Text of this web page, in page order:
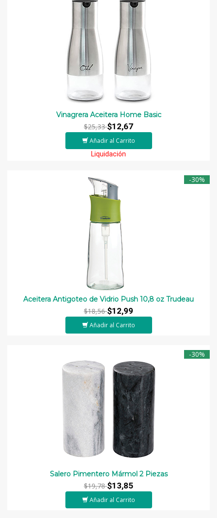
Vinagrera Aceitera Home Basic
$25,33$12,67
Añadir al Carrito
Liquidación
-30%
Aceitera Antigoteo de Vidrio Push 10,8 oz Trudeau
$18,56$12,99
Añadir al Carrito
-30%
Salero Pimentero Mármol 2 Piezas
$19,78$13,85
Añadir al Carrito